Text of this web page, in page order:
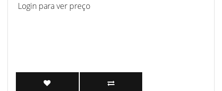
Login para ver preço